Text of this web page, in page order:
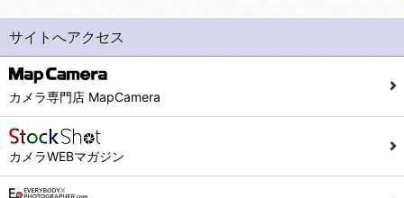
サイトへアクセス
カメラ専門店 MapCamera
カメラWEBマガジン